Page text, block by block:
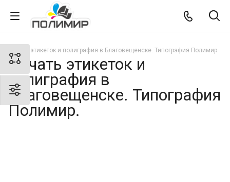
Печать этикеток и полиграфия в Благовещенске. Типография Полимир.
Печать этикеток и
полиграфия в
Благовещенске. Типография
Полимир.